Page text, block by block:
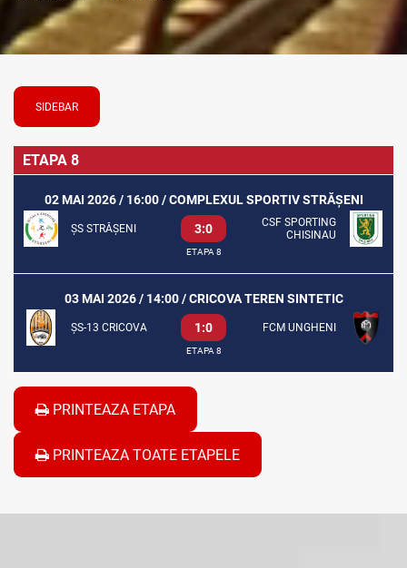
SIDEBAR
ETAPA 8
02 MAI 2026 / 16:00 / COMPLEXUL SPORTIV STRĂȘENI
ȘS STRĂȘENI 3:0
CSF SPORTING
CHISINAU
ETAPA 8
03 MAI 2026 / 14:00 / CRICOVA TEREN SINTETIC
ȘS-13 CRICOVA 1:0 FCM UNGHENI
ETAPA 8
PRINTEAZA ETAPA
PRINTEAZA TOATE ETAPELE